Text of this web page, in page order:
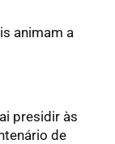
animam a
presidir às
de